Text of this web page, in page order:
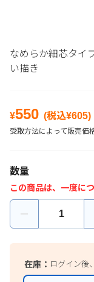
なめらか細芯タイ
い描き
¥550 (税込¥605)
受取方法によって販売価
数量
この商品は、一度に
在庫： ログイン後